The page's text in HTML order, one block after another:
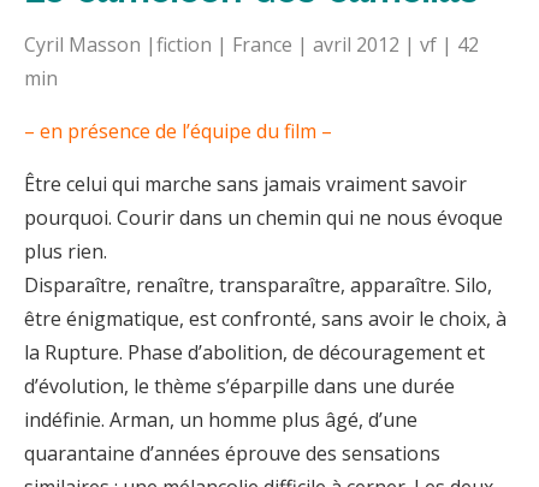
Cyril Masson |fiction | France | avril 2012 | vf | 42
min
– en présence de l’équipe du film –
Être celui qui marche sans jamais vraiment savoir
pourquoi. Courir dans un chemin qui ne nous évoque
plus rien.
Disparaître, renaître, transparaître, apparaître. Silo,
être énigmatique, est confronté, sans avoir le choix, à
la Rupture. Phase d’abolition, de découragement et
d’évolution, le thème s’éparpille dans une durée
indéfinie. Arman, un homme plus âgé, d’une
quarantaine d’années éprouve des sensations